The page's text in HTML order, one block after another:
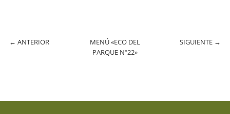
← ANTERIOR
MENÚ «ECO DEL
PARQUE Nº22»
SIGUIENTE →